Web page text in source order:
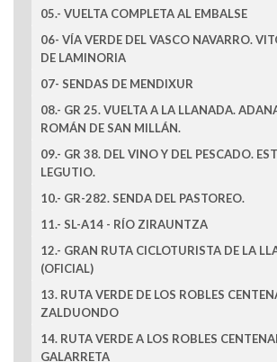
05.- VUELTA COMPLETA AL EMBALSE
06- VÍA VERDE DEL VASCO NAVARRO.
DE LAMINORIA
07- SENDAS DE MENDIXUR
08.- GR 25. VUELTA A LA LLANADA.
ROMÁN DE SAN MILLÁN.
09.- GR 38. DEL VINO Y DEL PESCADO.
LEGUTIO.
10.- GR-282. SENDA DEL PASTOREO.
11.- SL-A14 - RÍO ZIRAUNTZA
12.- GRAN RUTA CICLOTURISTA DE LA
(OFICIAL)
13. RUTA VERDE DE LOS ROBLES
ZALDUONDO
14. RUTA VERDE A LOS ROBLES
GALARRETA